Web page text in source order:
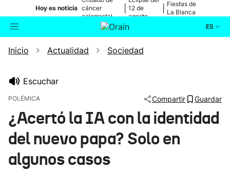
Hoy es noticia cáncer
colorrectal
12 de
agosto
Fiestas de
La Blanca
ES
Buscador Actualidad
Ikusmiran
Eguraldia
Inicio Actualidad Sociedad
Escuchar
POLÉMICA Compartir Guardar
¿Acertó la IA con la identidad
del nuevo papa? Solo en
algunos casos